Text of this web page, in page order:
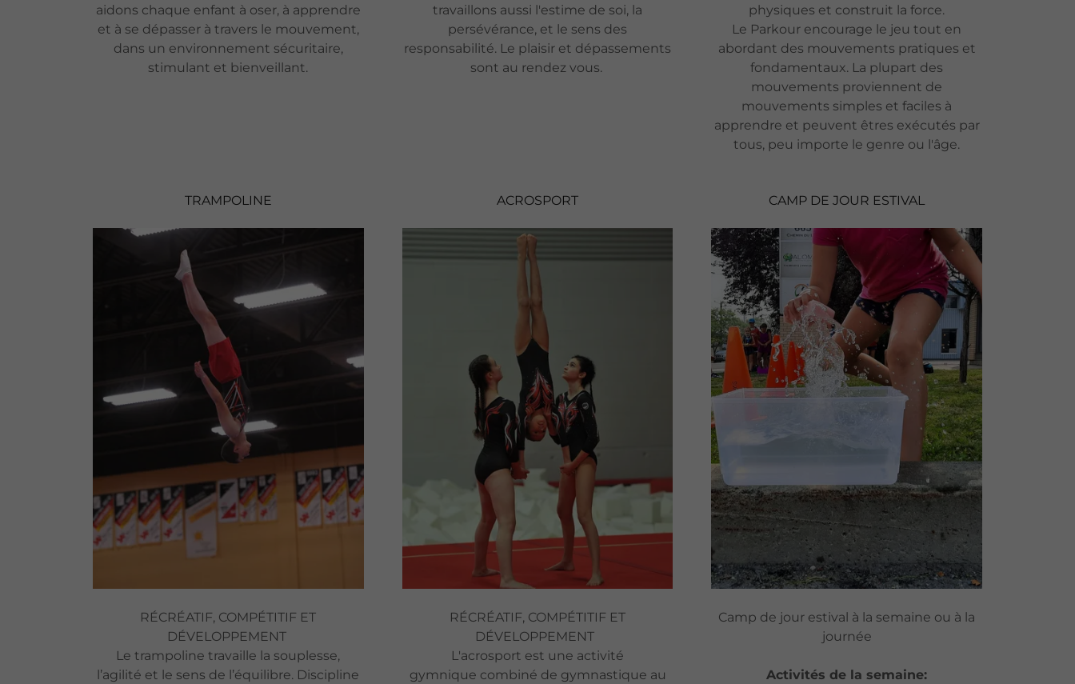
aidons chaque enfant à oser, à apprendre
et à se dépasser à travers le mouvement,
dans un environnement sécuritaire,
stimulant et bienveillant.
travaillons aussi l'estime de soi, la
persévérance, et le sens des
responsabilité. Le plaisir et dépassements
sont au rendez vous.
physiques et construit la force.
Le Parkour encourage le jeu tout en
abordant des mouvements pratiques et
fondamentaux. La plupart des
mouvements proviennent de
mouvements simples et faciles à
apprendre et peuvent êtres exécutés par
tous, peu importe le genre ou l'âge.
TRAMPOLINE
RÉCRÉATIF, COMPÉTITIF ET
DÉVELOPPEMENT
Le trampoline travaille la souplesse,
l’agilité et le sens de l’équilibre. Discipline
ACROSPORT
RÉCRÉATIF, COMPÉTITIF ET
DÉVELOPPEMENT
L'acrosport est une activité
gymnique combiné de gymnastique au
CAMP DE JOUR ESTIVAL
Camp de jour estival à la semaine ou à la
journée
Activités de la semaine: